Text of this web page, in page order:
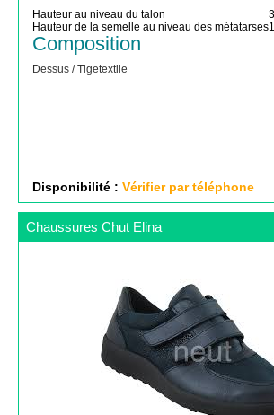
Hauteur au niveau du talon
Hauteur de la semelle au niveau des métatarses
Composition
Dessus / Tigetextile
Disponibilité : Vérifier par téléphone
Chaussures Chut Elina